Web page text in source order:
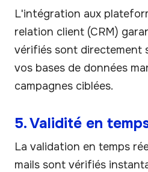
L'intégration aux
relation client (CRM)
vérifiés sont directement
vos bases de données
campagnes ciblées.
5. Validité en
La validation en temps
mails sont vérifiés